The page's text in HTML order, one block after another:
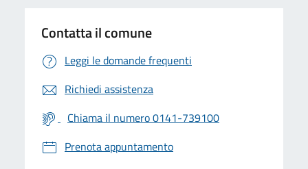
Contatta il comune
Leggi le domande frequenti
Richiedi assistenza
Chiama il numero 0141-739100
Prenota appuntamento